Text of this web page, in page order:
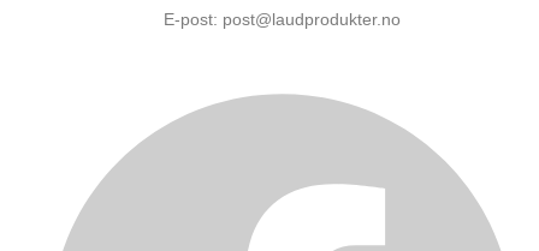
E-post: post@laudprodukter.no